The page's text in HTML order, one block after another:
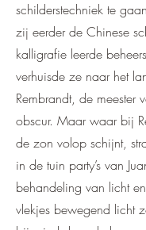
schilderstechniek te
zij eerder de Chinese
kalligrafie leerde
verhuisde ze naar het
Rembrandt, de meester
obscur. Maar waar bij
de zon volop schijnt,
in de tuin party’s van
behandeling van licht
vlekjes bewegend licht